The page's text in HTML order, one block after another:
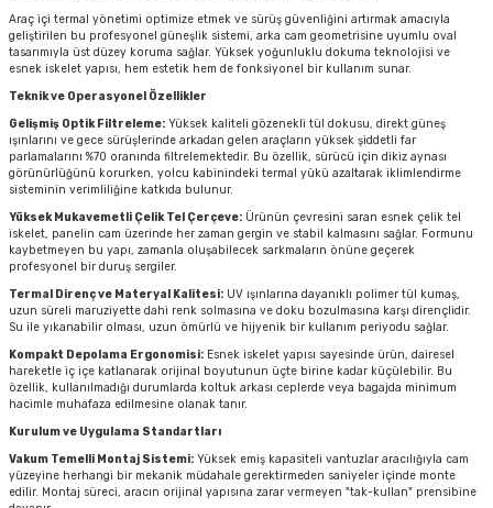
Araç içi termal yönetimi optimize etmek ve sürüş güvenliğini artırmak amacıyla
geliştirilen bu profesyonel güneşlik sistemi, arka cam geometrisine uyumlu oval
tasarımıyla üst düzey koruma sağlar. Yüksek yoğunluklu dokuma teknolojisi ve
esnek iskelet yapısı, hem estetik hem de fonksiyonel bir kullanım sunar.
Teknik ve Operasyonel Özellikler
Gelişmiş Optik Filtreleme: Yüksek kaliteli gözenekli tül dokusu, direkt güneş
ışınlarını ve gece sürüşlerinde arkadan gelen araçların yüksek şiddetli far
parlamalarını %70 oranında filtrelemektedir. Bu özellik, sürücü için dikiz aynası
görünürlüğünü korurken, yolcu kabinindeki termal yükü azaltarak iklimlendirme
sisteminin verimliliğine katkıda bulunur.
Yüksek Mukavemetli Çelik Tel Çerçeve: Ürünün çevresini saran esnek çelik tel
iskelet, panelin cam üzerinde her zaman gergin ve stabil kalmasını sağlar. Formunu
kaybetmeyen bu yapı, zamanla oluşabilecek sarkmaların önüne geçerek
profesyonel bir duruş sergiler.
Termal Direnç ve Materyal Kalitesi: UV ışınlarına dayanıklı polimer tül kumaş,
uzun süreli maruziyette dahi renk solmasına ve doku bozulmasına karşı dirençlidir.
Su ile yıkanabilir olması, uzun ömürlü ve hijyenik bir kullanım periyodu sağlar.
Kompakt Depolama Ergonomisi: Esnek iskelet yapısı sayesinde ürün, dairesel
hareketle iç içe katlanarak orijinal boyutunun üçte birine kadar küçülebilir. Bu
özellik, kullanılmadığı durumlarda koltuk arkası ceplerde veya bagajda minimum
hacimle muhafaza edilmesine olanak tanır.
Kurulum ve Uygulama Standartları
Vakum Temelli Montaj Sistemi: Yüksek emiş kapasiteli vantuzlar aracılığıyla cam
yüzeyine herhangi bir mekanik müdahale gerektirmeden saniyeler içinde monte
edilir. Montaj süreci, aracın orijinal yapısına zarar vermeyen "tak-kullan" prensibine